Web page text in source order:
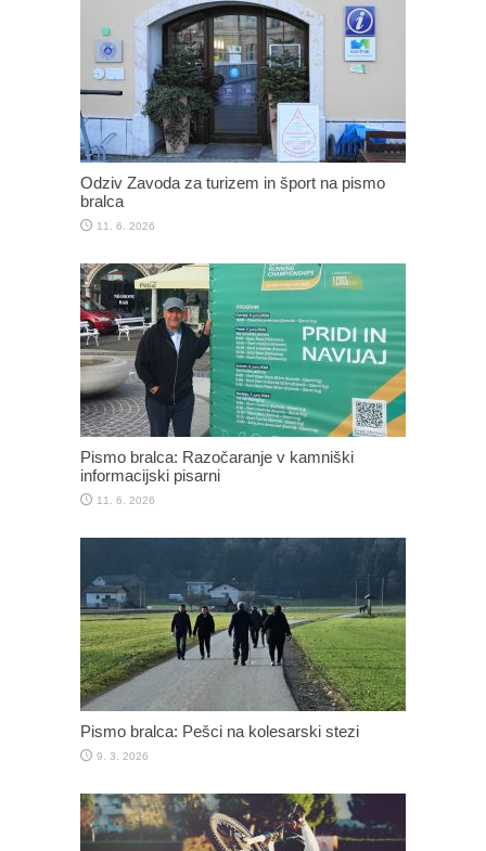
Odziv Zavoda za turizem in šport na pismo
bralca
11. 6. 2026
Pismo bralca: Razočaranje v kamniški
informacijski pisarni
11. 6. 2026
Pismo bralca: Pešci na kolesarski stezi
9. 3. 2026